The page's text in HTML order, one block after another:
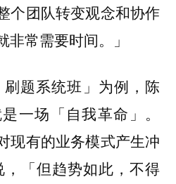
个团队转变观念和协作
常需要时间。」
题系统班」为例，陈
一场「自我革命」。
现有的业务模式产生冲
「但趋势如此，不得